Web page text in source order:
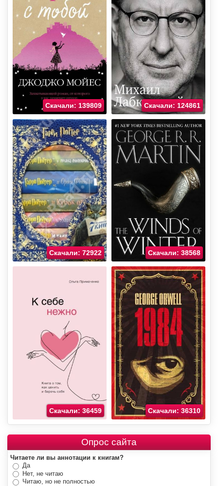
Скачали: 139809 Скачали: 124861
Скачали: 72922 Скачали: 38568
Скачали: 36459 Скачали: 36310
Опрос сайта
Читаете ли вы аннотации к книгам?
Да
Нет, не читаю
Читаю, но не полностью